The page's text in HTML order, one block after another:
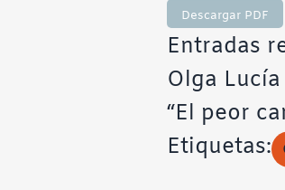
Descargar PDF
Entradas
Olga
“El peor
Etiquetas: